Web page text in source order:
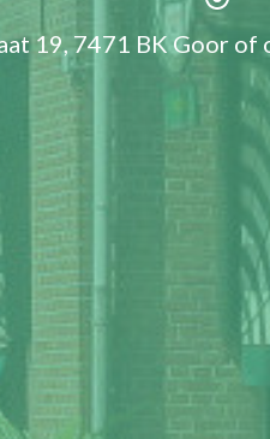
19, 7471 BK Goor of